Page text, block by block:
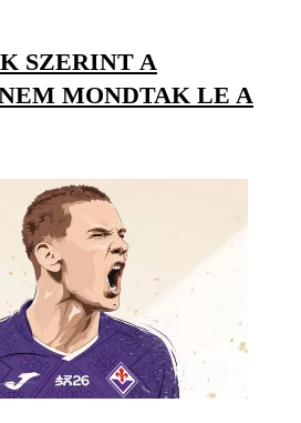
SZERINT A
MONDTAK LE A